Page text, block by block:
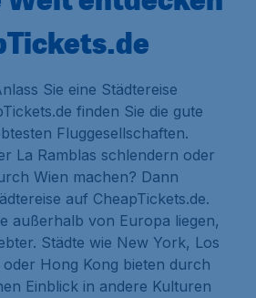
Sie eine Städtereise
finden Sie die gute
Fluggesellschaften.
La Ramblas schlendern oder
Wien machen? Dann
auf CheapTickets.de.
außerhalb von Europa liegen,
Städte wie New York, Los
Hong Kong bieten durch
Einblick in andere Kulturen